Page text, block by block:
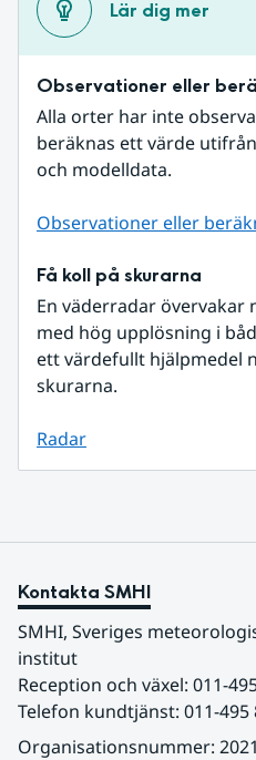
Lär dig mer
Observationer eller
Alla orter har inte
beräknas ett värde
och modelldata.
Observationer eller
Få koll på skurarna
En väderradar
med hög upplösning i
ett värdefullt hjälpmedel
skurarna.
Radar
Kontakta SMHI
SMHI, Sveriges
institut
Reception och växel: 011-
Telefon kundtjänst: 011-495
Organisationsnummer: